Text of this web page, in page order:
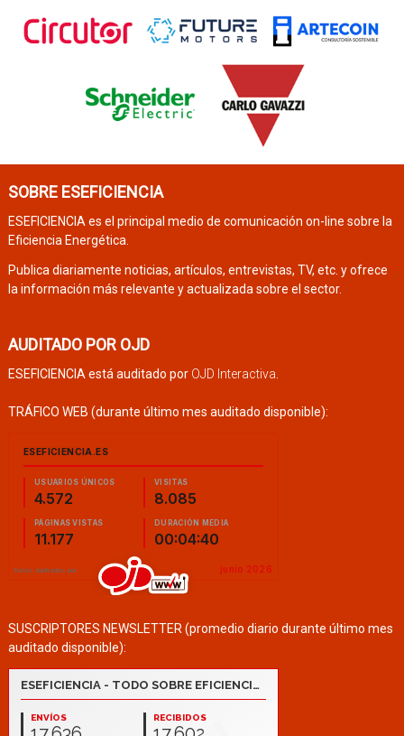
SOBRE ESEFICIENCIA
ESEFICIENCIA es el principal medio de comunicación on-line sobre la
Eficiencia Energética.
Publica diariamente noticias, artículos, entrevistas, TV, etc. y ofrece
la información más relevante y actualizada sobre el sector.
AUDITADO POR OJD
ESEFICIENCIA está auditado por OJD Interactiva.
TRÁFICO WEB (durante último mes auditado disponible):
SUSCRIPTORES NEWSLETTER (promedio diario durante último mes
auditado disponible):